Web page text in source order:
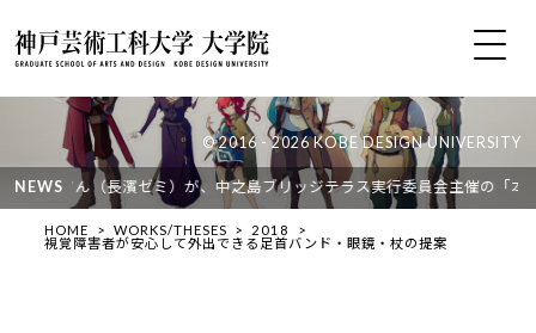
NEWS
鐘さん（長濱ゼミ）が、中之島ブリッジテラス実行委員会主催の「本
© 2016 - 2026 KOBE DESIGN UNIVERSITY
HOME WORKS/THESES
2018
視覚障害者が安心して外出できる足首バンド・眼鏡・杖の提案